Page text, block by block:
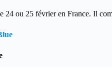
24 ou 25 février en France. Il